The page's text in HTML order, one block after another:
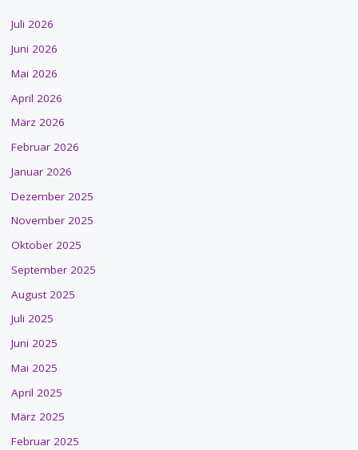
Juli 2026
Juni 2026
Mai 2026
April 2026
März 2026
Februar 2026
Januar 2026
Dezember 2025
November 2025
Oktober 2025
September 2025
August 2025
Juli 2025
Juni 2025
Mai 2025
April 2025
März 2025
Februar 2025